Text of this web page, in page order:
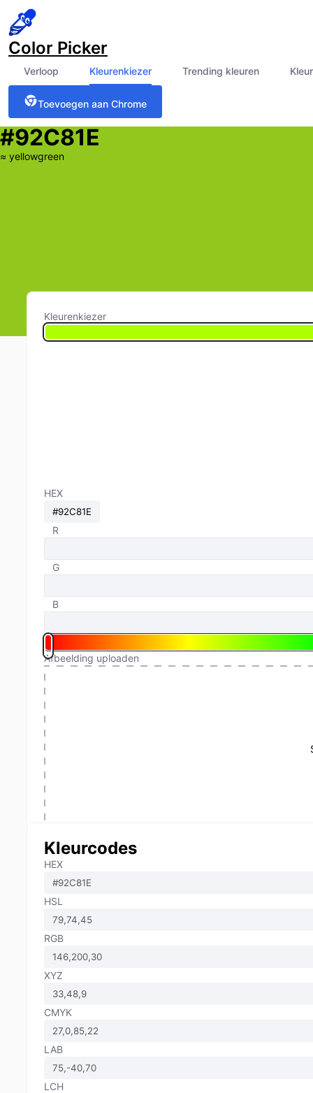
Color Picker
Verloop Kleurenkiezer Trending kleuren
Toevoegen aan Chrome
#92C81E
≈ yellowgreen
Kleurenkiezer
HEX
R
G
B
Afbeelding uploaden
Kleurcodes
HEX
HSL
RGB
XYZ
CMYK
LAB
LCH